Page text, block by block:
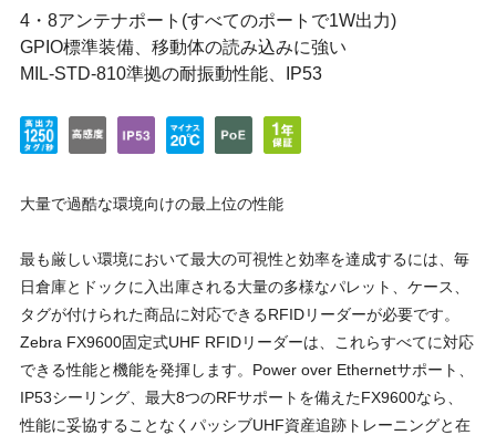
4・8アンテナポート(すべてのポートで1W出力)
GPIO標準装備、移動体の読み込みに強い
MIL-STD-810準拠の耐振動性能、IP53
大量で過酷な環境向けの最上位の性能
最も厳しい環境において最大の可視性と効率を達成するには、毎
日倉庫とドックに入出庫される大量の多様なパレット、ケース、
タグが付けられた商品に対応できるRFIDリーダーが必要です。
Zebra FX9600固定式UHF RFIDリーダーは、これらすべてに対応
できる性能と機能を発揮します。Power over Ethernetサポート、
IP53シーリング、最大8つのRFサポートを備えたFX9600なら、
性能に妥協することなくパッシブUHF資産追跡トレーニングと在